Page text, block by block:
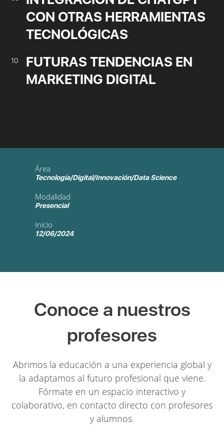
CON OTRAS HERRAMIENTAS
TECNOLÓGICAS
10
FUTURAS TENDENCIAS EN
MARKETING DIGITAL
Área
Tecnología/Digital/Innovación/Data Science
Modalidad
Presencial
Inicio
12/06/2024
Conoce a nuestros
profesores
Abrimos la educación a una experiencia global y
la adaptamos al futuro profesional que viene.
Fórmate en un espacio interactivo y
colaborativo, en contacto directo con profesores
y alumnos.